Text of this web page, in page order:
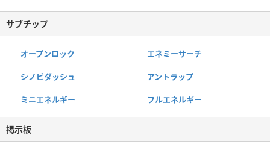
サブチップ
オープンロック エネミーサーチ
シノビダッシュ アントラップ
ミニエネルギー フルエネルギー
掲示板